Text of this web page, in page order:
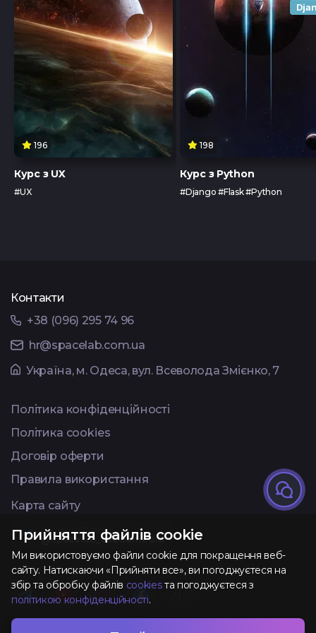
Тест з UX
Тест з
196
Курс з UX
#UX
198
Курс з Python
#Django #Flask #Python
Подати
Tg Channel
Facebook
Контакти
+38 (096) 295 74 96
hr@spacelab.com.ua
Українa, м. Одеса, вул. Всеволода Змієнко, 7
Політика конфіденційності
Політика cookies
Договір оферти
Правила використання
Карта сайту
Available on Telegram
@spacelab_avadamedia
Прийняття файлів cookie
Ми використовуємо файли cookie для покращення веб-
сайту. Натискаючи «Прийняти все», ви погоджуєтеся на
збір та обробку файлів cookiesта погоджуєтеся з
політикою конфіденційності.